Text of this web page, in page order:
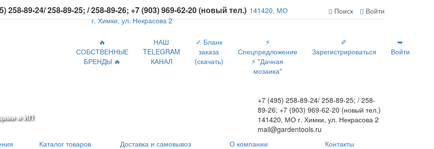
258-89-24/ 258-89-25; / 258-89-26; +7 (903) 969-62-20 (новый тел.) 141420, МО
г. Химки, ул. Некрасова 2
Поиск Войти
🔥
СОБСТВЕННЫЕ
БРЕНДЫ 🔥
НАШ
TELEGRAM
КАНАЛ
✓ Бланк
заказа
(скачать)
⚡
Спецпредложение
⚡ "Дачная
мозаика"
✐
Зарегистрироваться
➥
Войти
и ИП
+7 (495) 258-89-24/ 258-89-25; / 258-
89-26; +7 (903) 969-62-20 (новый тел.)
141420, МО г. Химки, ул. Некрасова 2
mail@gardentools.ru
Каталог товаров Доставка и самовывоз О компании Контакты